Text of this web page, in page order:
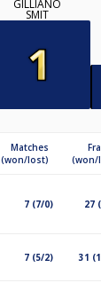
GILLIANO
SMIT
Matches
(won/lost)
(won/
7 (7/0) 27
7 (5/2) 31